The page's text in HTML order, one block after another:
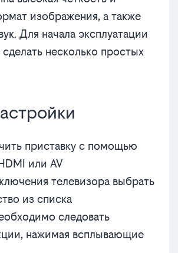
изображения, а также
Для начала эксплуатации
несколько простых
приставку с помощью
или AV
телевизора выбрать
из списка
следовать
нажимая всплывающие